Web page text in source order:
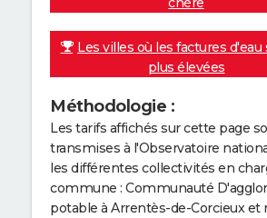
Les villes où les factures d'eau
plus élevées
Méthodologie :
Les tarifs affichés sur cette page
transmises à l'Observatoire
les différentes collectivités en
commune : Communauté
potable à Arrentès-de-Corcieux